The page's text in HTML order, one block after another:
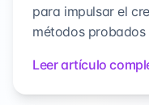
para impulsar el
métodos
marketing con
Leer artículo